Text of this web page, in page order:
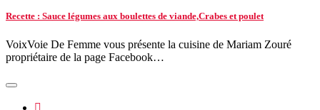
Recette : Sauce légumes aux boulettes de viande,Crabes et poulet
VoixVoie De Femme vous présente la cuisine de Mariam Zouré
propriétaire de la page Facebook…